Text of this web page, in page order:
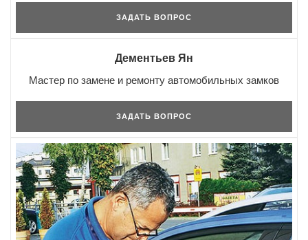
ЗАДАТЬ ВОПРОС
Дементьев Ян
Мастер по замене и ремонту автомобильных замков
ЗАДАТЬ ВОПРОС